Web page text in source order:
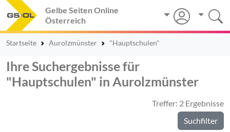
Gelbe Seiten Online
Österreich
Startseite Aurolzmünster "Hauptschulen"
Ihre Suchergebnisse für
"Hauptschulen" in Aurolzmünster
Treffer: 2 Ergebnisse
Suchfilter